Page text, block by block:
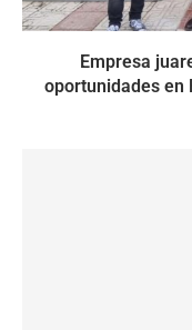
Empresa
oportunidades en